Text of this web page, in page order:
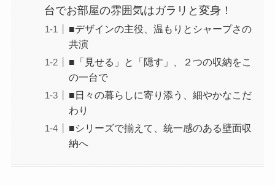
台でお部屋の雰囲気はガラリと変身！
■デザインの主役、温もりとシャープさの
共演
■「見せる」と「隠す」、２つの収納をこ
の一台で
■日々の暮らしに寄り添う、細やかなこだ
わり
■シリーズで揃えて、統一感のある壁面収
納へ